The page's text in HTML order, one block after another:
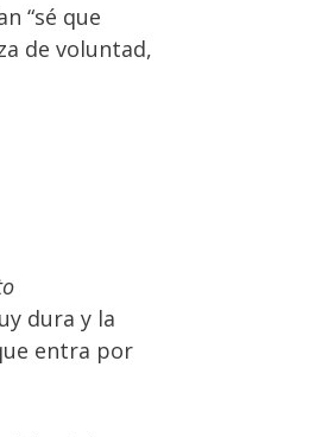
“sé que
de voluntad,
dura y la
entra por